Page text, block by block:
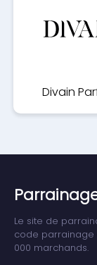
Divain
Le site de
code parrainage
000 marchands.